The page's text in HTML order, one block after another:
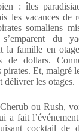
: îles
les vacances de
somaliens
s’emparent du
la famille en
de dollars.
pirates. Et, malgré
délivrer les otages.
ou Rush,
a fait
cocktail de